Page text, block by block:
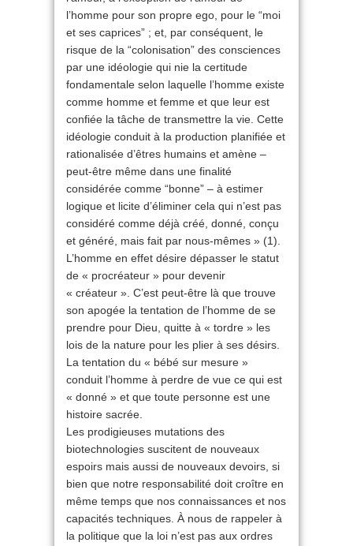
l’homme pour son propre ego, pour le “moi
et ses caprices” ; et, par conséquent, le
risque de la “colonisation” des consciences
par une idéologie qui nie la certitude
fondamentale selon laquelle l’homme existe
comme homme et femme et que leur est
confiée la tâche de transmettre la vie. Cette
idéologie conduit à la production planifiée et
rationalisée d’êtres humains et amène –
peut-être même dans une finalité
considérée comme “bonne” – à estimer
logique et licite d’éliminer cela qui n’est pas
considéré comme déjà créé, donné, conçu
et généré, mais fait par nous-mêmes » (1).
L’homme en effet désire dépasser le statut
de « procréateur » pour devenir
« créateur ». C’est peut-être là que trouve
son apogée la tentation de l’homme de se
prendre pour Dieu, quitte à « tordre » les
lois de la nature pour les plier à ses désirs.
La tentation du « bébé sur mesure »
conduit l’homme à perdre de vue ce qui est
« donné » et que toute personne est une
histoire sacrée.
Les prodigieuses mutations des
biotechnologies suscitent de nouveaux
espoirs mais aussi de nouveaux devoirs, si
bien que notre responsabilité doit croître en
même temps que nos connaissances et nos
capacités techniques. À nous de rappeler à
la politique que la loi n’est pas aux ordres